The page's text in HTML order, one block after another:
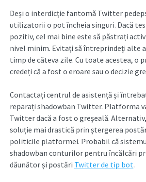
Deși o interdicție fantomă Twitter
utilizatorii o pot încheia singuri. Dacă
pozitiv, cel mai bine este să păstrați
nivel minim. Evitați să întreprindeți alte
timp de câteva zile. Cu toate acestea, o
credeți că a fost o eroare sau o decizie
Contactați centrul de asistență și
reparați shadowban Twitter. Platforma
Twitter dacă a fost o greșeală.
soluție mai drastică prin ștergerea
politicile platformei. Probabil că
shadowban conturilor pentru încălcări
dăunător și postări Twitter de tip bot.